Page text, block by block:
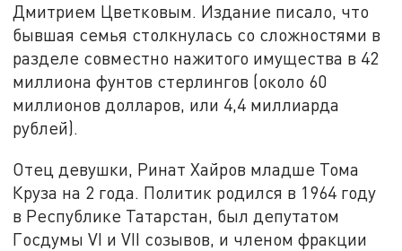
Дмитрием Цветковым. Издание писало, что
бывшая семья столкнулась со сложностями в
разделе совместно нажитого имущества в 42
миллиона фунтов стерлингов (около 60
миллионов долларов, или 4,4 миллиарда
рублей).
Отец девушки, Ринат Хайров младше Тома
Круза на 2 года. Политик родился в 1964 году
в Республике Татарстан, был депутатом
Госдумы VI и VII созывов, и членом фракции